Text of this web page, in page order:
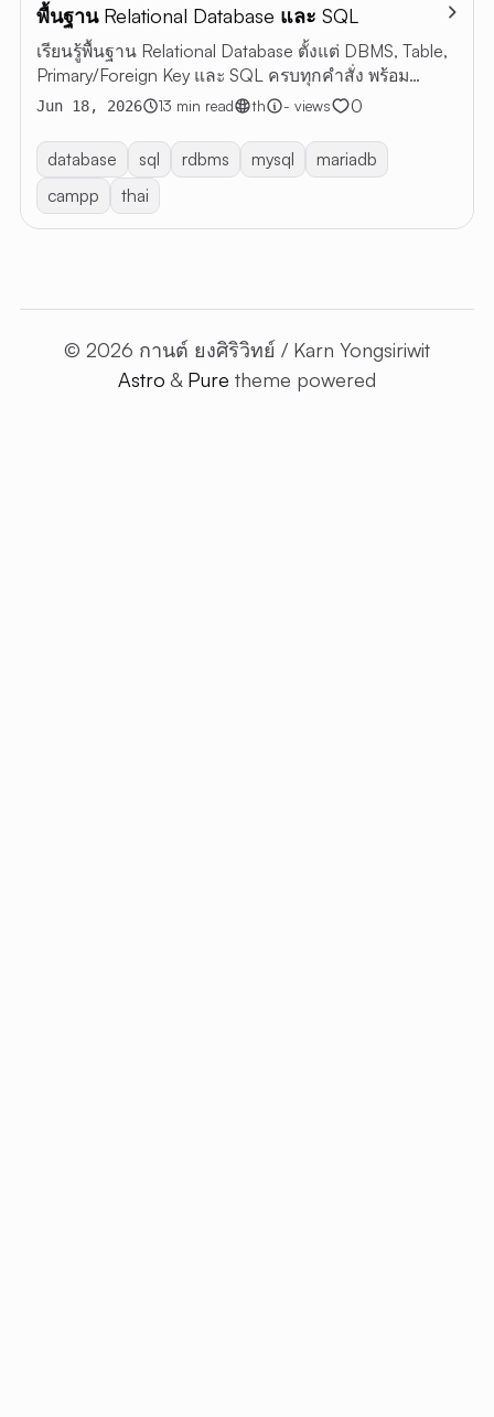
พื้นฐาน Relational Database และ SQL
เรียนรู้พื้นฐาน Relational Database ตั้งแต่ DBMS, Table,
Primary/Foreign Key และ SQL ครบทุกคำสั่ง พร้อม
ตัวอย่าง SQL
Jun 18, 2026 13 min read th - views 0
database sql rdbms mysql
mariadb
campp
thai
© 2026 กานต์ ยงศิริวิทย์ / Karn Yongsiriwit
Astro & Pure theme powered